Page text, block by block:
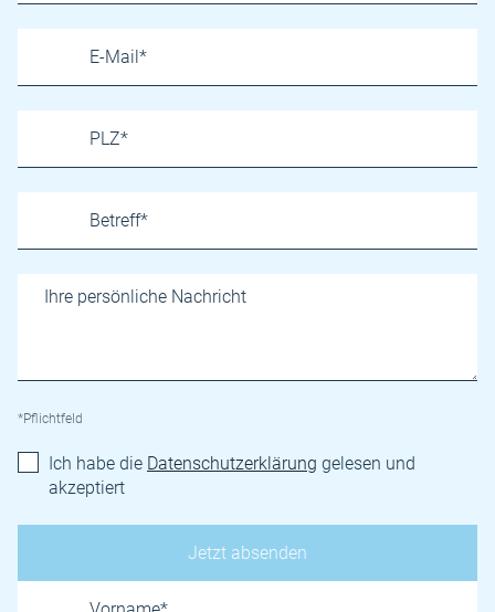
*Pflichtfeld
Ich habe die Datenschutzerklärung gelesen und
akzeptiert